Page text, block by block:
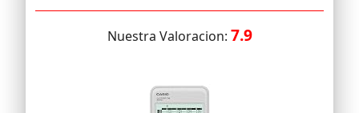
Nuestra Valoracion: 7.9